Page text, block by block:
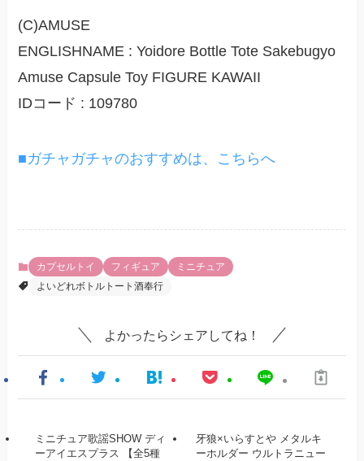
(C)AMUSE
ENGLISHNAME : Yoidore Bottle Tote Sakebugyo
Amuse Capsule Toy FIGURE KAWAII
IDコード : 109780
■ガチャガチャのおすすめは、こちらへ
カプセルトイ フィギュア
ミニチュア
よいどれボトルトート酒奉行
よかったらシェアしてね！
ミニチュア歌謡SHOW ディ
ーアイエスプラス 【全5種
牙狼×いらすとや メタルキ
ーホルダー ウルトラニュー